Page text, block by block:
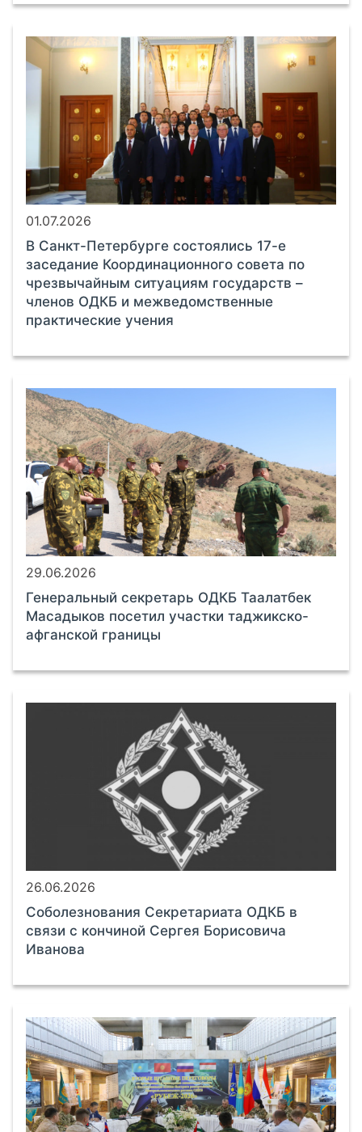
01.07.2026
В Санкт-Петербурге состоялись 17-е
заседание Координационного совета по
чрезвычайным ситуациям государств –
членов ОДКБ и межведомственные
практические учения
29.06.2026
Генеральный секретарь ОДКБ Таалатбек
Масадыков посетил участки таджикско-
афганской границы
26.06.2026
Соболезнования Секретариата ОДКБ в
связи с кончиной Сергея Борисовича
Иванова